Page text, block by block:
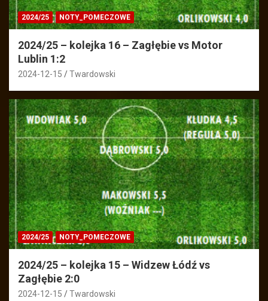
2024/25 NOTY_POMECZOWE
2024/25 – kolejka 16 – Zagłębie vs Motor
Lublin 1:2
2024-12-15 Twardowski
2024/25 NOTY_POMECZOWE
2024/25 – kolejka 15 – Widzew Łódź vs
Zagłębie 2:0
2024-12-15 Twardowski